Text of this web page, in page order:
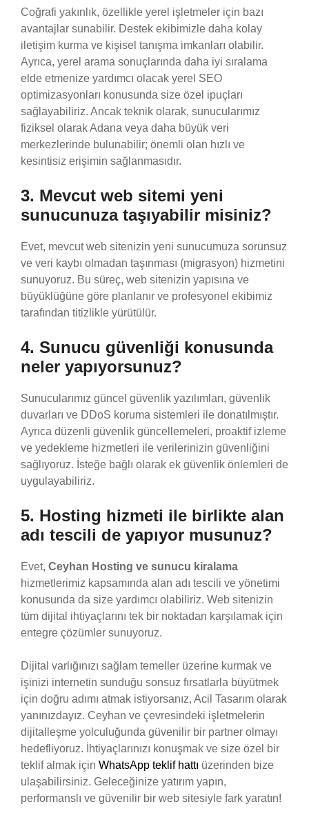
Coğrafi yakınlık, özellikle yerel işletmeler için bazı
avantajlar sunabilir. Destek ekibimizle daha kolay
iletişim kurma ve kişisel tanışma imkanları olabilir.
Ayrıca, yerel arama sonuçlarında daha iyi sıralama
elde etmenize yardımcı olacak yerel SEO
optimizasyonları konusunda size özel ipuçları
sağlayabiliriz. Ancak teknik olarak, sunucularımız
fiziksel olarak Adana veya daha büyük veri
merkezlerinde bulunabilir; önemli olan hızlı ve
kesintisiz erişimin sağlanmasıdır.
3. Mevcut web sitemi yeni
sunucunuza taşıyabilir misiniz?
Evet, mevcut web sitenizin yeni sunucumuza sorunsuz
ve veri kaybı olmadan taşınması (migrasyon) hizmetini
sunuyoruz. Bu süreç, web sitenizin yapısına ve
büyüklüğüne göre planlanır ve profesyonel ekibimiz
tarafından titizlikle yürütülür.
4. Sunucu güvenliği konusunda
neler yapıyorsunuz?
Sunucularımız güncel güvenlik yazılımları, güvenlik
duvarları ve DDoS koruma sistemleri ile donatılmıştır.
Ayrıca düzenli güvenlik güncellemeleri, proaktif izleme
ve yedekleme hizmetleri ile verilerinizin güvenliğini
sağlıyoruz. İsteğe bağlı olarak ek güvenlik önlemleri de
uygulayabiliriz.
5. Hosting hizmeti ile birlikte alan
adı tescili de yapıyor musunuz?
Evet, Ceyhan Hosting ve sunucu kiralama
hizmetlerimiz kapsamında alan adı tescili ve yönetimi
konusunda da size yardımcı olabiliriz. Web sitenizin
tüm dijital ihtiyaçlarını tek bir noktadan karşılamak için
entegre çözümler sunuyoruz.
Dijital varlığınızı sağlam temeller üzerine kurmak ve
işinizi internetin sunduğu sonsuz fırsatlarla büyütmek
için doğru adımı atmak istiyorsanız, Acil Tasarım olarak
yanınızdayız. Ceyhan ve çevresindeki işletmelerin
dijitalleşme yolculuğunda güvenilir bir partner olmayı
hedefliyoruz. İhtiyaçlarınızı konuşmak ve size özel bir
teklif almak için WhatsApp teklif hattı üzerinden bize
ulaşabilirsiniz. Geleceğinize yatırım yapın,
performanslı ve güvenilir bir web sitesiyle fark yaratın!